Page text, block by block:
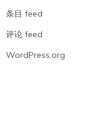
条目 feed
评论 feed
WordPress.org